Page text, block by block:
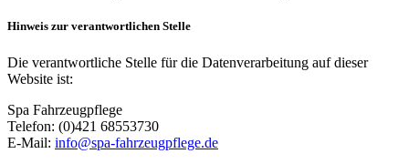
Hinweis zur verantwortlichen Stelle
Die verantwortliche Stelle für die Datenverarbeitung auf dieser
Website ist:
Spa Fahrzeugpflege
Telefon: (0)421 68553730
E-Mail: info@spa-fahrzeugpflege.de